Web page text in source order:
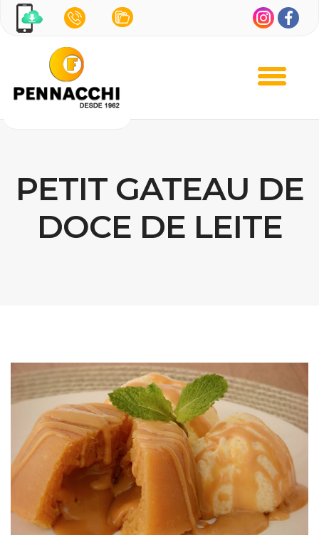
PETIT GATEAU DE
DOCE DE LEITE